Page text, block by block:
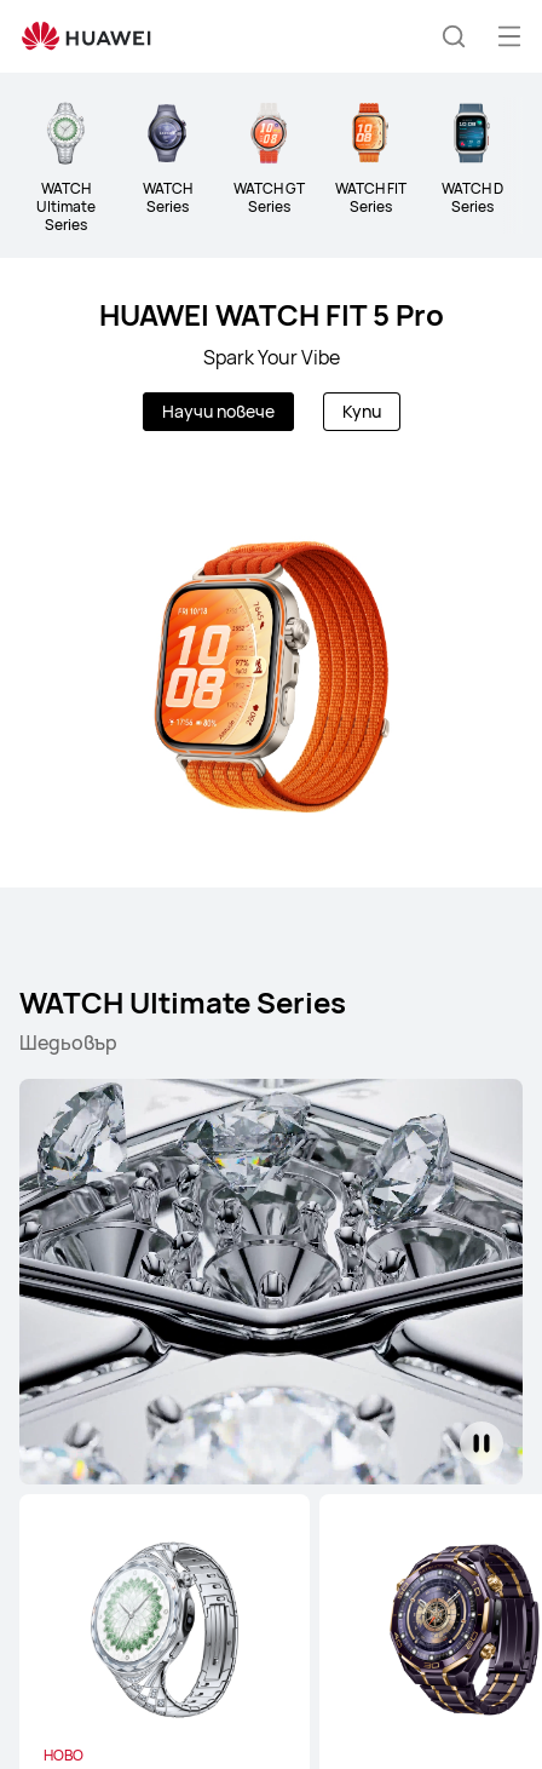
АКСЕСОАРИ
WATCH
Ultimate
Series
WATCH
Series
WATCH GT
Series
WATCH FIT
Series
WATCH D
Series
HUAWEI WATCH FIT 5 Pro
Spark Your Vibe
Научи повече Купи
WATCH Ultimate Series
Шедьовър
НОВО